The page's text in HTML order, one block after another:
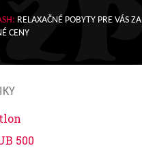
RELAXAČNÉ POBYTY PRE VÁS ZA
CENY
500